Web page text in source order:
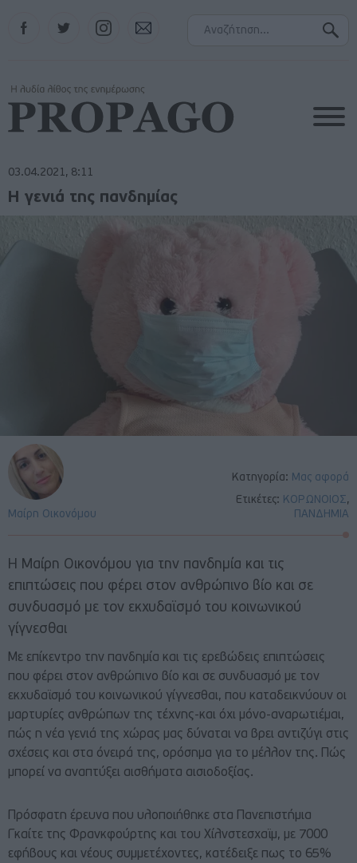
Instagram
03.04.2021, 8:11
Κατηγορία: Μας αφορά
Ετικέτες: ΚΟΡΩΝΟΙΟΣ,
ΠΑΝΔΗΜΙΑ
Μαίρη Οικονόμου
Η γενιά της πανδημίας
Η Μαίρη Οικονόμου για την πανδημία και τις
επιπτώσεις που φέρει στον ανθρώπινο βίο και σε
συνδυασμό με τον εκχυδαϊσμό του κοινωνικού
γίγνεσθαι
Με επίκεντρο την πανδημία και τις ερεβώδεις επιπτώσεις
που φέρει στον ανθρώπινο βίο και σε συνδυασμό με τον
εκχυδαϊσμό του κοινωνικού γίγνεσθαι, που καταδεικνύουν οι
μαρτυρίες ανθρώπων της τέχνης-και όχι μόνο-αναρωτιέμαι,
πώς η νέα γενιά της χώρας μας δύναται να βρει αντιζύγι στις
σχέσεις και στα όνειρά της, ορόσημα για το μέλλον της. Πώς
μπορεί να αναπτύξει αισθήματα αισιοδοξίας.
Πρόσφατη έρευνα που υλοποιήθηκε στα Πανεπιστήμια
Γκαίτε της Φρανκφούρτης και του Χίλνστεσχαϊμ, με 7000
εφήβους και νέους συμμετέχοντες, κατέδειξε πως το 65%